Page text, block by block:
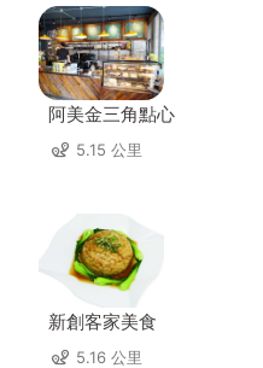
阿美金三角點心
5.15 公里
新創客家美食
5.16 公里